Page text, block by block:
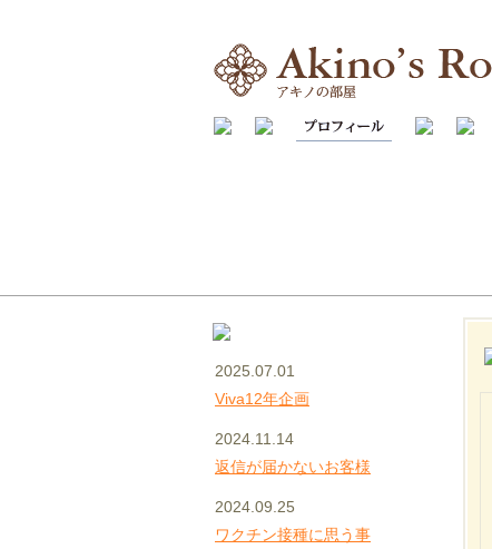
2025.07.01
Viva12年企画
2024.11.14
返信が届かないお客様
2024.09.25
ワクチン接種に思う事